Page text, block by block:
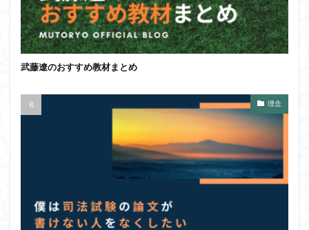
武藤遼のおすすめ教材まとめ
理念